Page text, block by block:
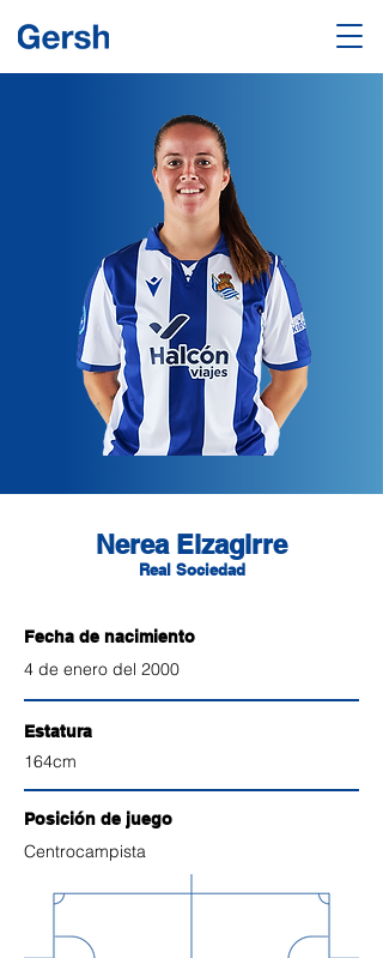
Nerea Eizagirre
Real Sociedad
Fecha de nacimiento
4 de enero del 2000
Estatura
164cm
Posición de juego
Centrocampista